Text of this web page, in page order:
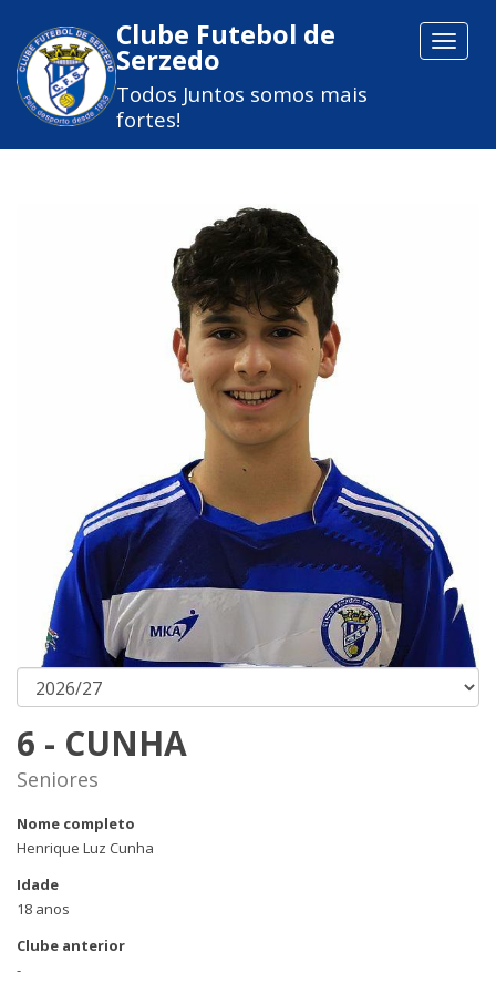
Toggle
Clube Futebol de
Serzedo
Todos Juntos somos mais
fortes!
6 - CUNHA
Seniores
Nome completo
Henrique Luz Cunha
Idade
18 anos
Clube anterior
-